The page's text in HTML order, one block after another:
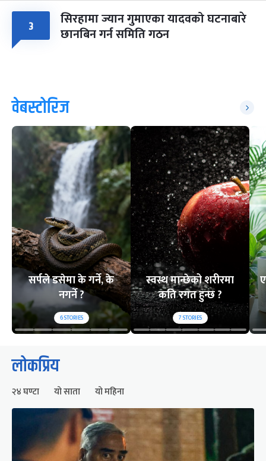
३ सिरहामा ज्यान गुमाएका यादवको घटनाबारे
छानबिन गर्न समिति गठन
वेबस्टोरिज
सर्पले डसेमा के गर्ने, के
नगर्ने ?
6STORIES
स्वस्थ मान्छेको शरीरमा
कति रगत हुन्छ ?
7STORIES
लोकप्रिय
२४ घण्टा यो साता यो महिना